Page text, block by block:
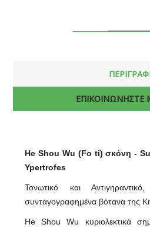
ΕΠΙΚΟΙΝΩΝΗΣΤΕ
He Shou Wu (Fo ti) σκόνη -
Ypertrofes
Τονωτικό και
συνταγογραφημένα βότανα της
He Shou Wu κυριολεκτικά